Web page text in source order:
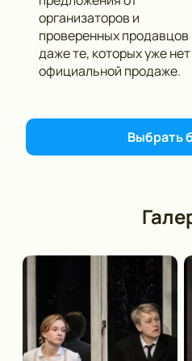
настоящей семьи.
Стоимость билетов
Цена билетов в театр на
На нашем сайте
амфитеатре и на балконе.
сын» в театр имени Г.
нашим сервисом.
укажите контактные
бронь. Электронные
электронную почту в
организаторов и
проверенных
даже те, которых уже нет
официальной продаже.
Выбрать